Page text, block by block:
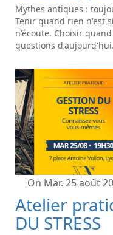
Mythes antiques :
Tenir quand rien n'est
n'écoute. Choisir
questions
On Mar. 25 août
Atelier
DU STRESS